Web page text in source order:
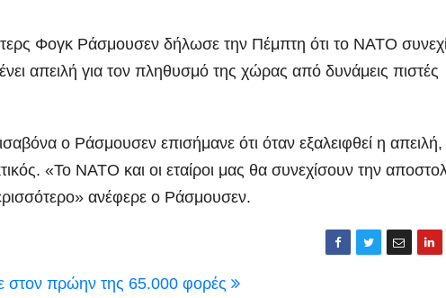
Φογκ Ράσμουσεν δήλωσε την Πέμπτη ότι το ΝΑΤΟ
απειλή για τον πληθυσμό της χώρας από δυνάμεις πιστές
ο Ράσμουσεν επισήμανε ότι όταν εξαλειφθεί η
«Το ΝΑΤΟ και οι εταίροι μας θα συνεχίσουν την
ανέφερε ο Ράσμουσεν.
στον πρώην της 65.000 φορές